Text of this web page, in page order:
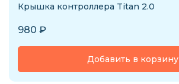
Крышка контроллера Titan 2.0
980 ₽
Добавить в корзину